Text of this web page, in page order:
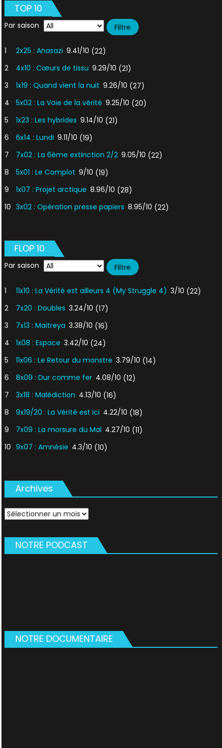
TOP 10
Par saison
1 2x25 : Anasazi 9.41/10 (22)
2
4x10 : Cœurs de tissu 9.29/10 (21)
3
1x19 : Quand vient la nuit 9.26/10 (27)
4
5x02 : La Voie de la vérité 9.25/10 (20)
5
1x23 : Les hybrides 9.14/10 (21)
6
6x14 : Lundi 9.11/10 (19)
7
7x02 : La 6ème extinction 2/2 9.05/10 (22)
8
5x01 : Le Complot 9/10 (19)
9
1x07 : Projet arctique 8.96/10 (28)
10 3x02 : Opération presse papiers 8.95/10 (22)
FLOP 10
Par saison
1 11x10 : La Vérité est ailleurs 4 (My Struggle 4) 3/10 (22)
2
7x20 : Doubles 3.24/10 (17)
3
7x13 : Maitreya 3.38/10 (16)
4
1x08 : Espace 3.42/10 (24)
5
11x06 : Le Retour du monstre 3.79/10 (14)
6
8x09 : Dur comme fer 4.08/10 (12)
7
3x18 : Malédiction 4.13/10 (16)
8
9x19/20 : La Vérité est ici 4.22/10 (18)
9
7x09 : La morsure du Mal 4.27/10 (11)
10 9x07 : Amnésie 4.3/10 (10)
Archives
Archives
NOTRE PODCAST
NOTRE DOCUMENTAIRE